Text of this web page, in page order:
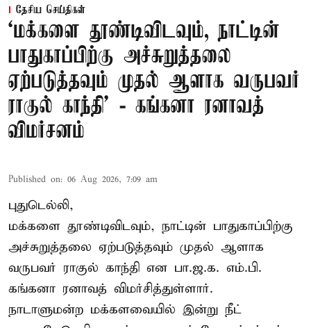
தேசிய செய்திகள்
‘மக்களை தூண்டிவிடவும், நாட்டின்
பாதுகாப்பிற்கு அச்சுறுத்தலை
ஏற்படுத்தவும் முதல் ஆளாக வருபவர்
ராகுல் காந்தி’ - கங்கனா ரனாவத்
விமர்சனம்
Published on: 06 Aug 2026, 7:09 am
புதுடெல்லி,
மக்களை தூண்டிவிடவும், நாட்டின் பாதுகாப்பிற்கு
அச்சுறுத்தலை ஏற்படுத்தவும் முதல் ஆளாக
வருபவர் ராகுல் காந்தி என பா.ஜ.க. எம்.பி.
கங்கனா ரனாவத் விமர்சித்துள்ளார்.
நாடாளுமன்ற மக்களவையில் இன்று நீட்